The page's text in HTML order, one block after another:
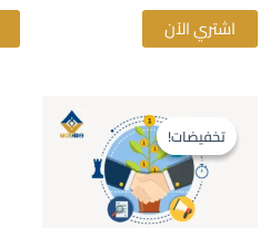
اشتري الآن
تخفيضات!
تخفيضات!
الأصلي
هو:
$600.00.
الحالي
هو:
$500.00.